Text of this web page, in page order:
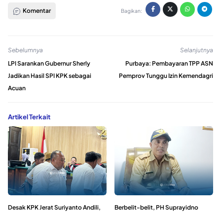
Komentar Bagikan:
Sebelumnya
LPI Sarankan Gubernur Sherly
Jadikan Hasil SPI KPK sebagai
Acuan
Selanjutnya
Purbaya: Pembayaran TPP ASN
Pemprov Tunggu Izin Kemendagri
Artikel Terkait
Desak KPK Jerat Suriyanto Andili,
Berbelit-belit, PH Suprayidno